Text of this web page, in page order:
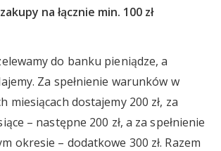
na łącznie min. 100 zł
do banku pieniądze, a
Za spełnienie warunków w
miesiącach dostajemy 200 zł, za
– następne 200 zł, a za spełnienie
okresie – dodatkowe 300 zł. Razem